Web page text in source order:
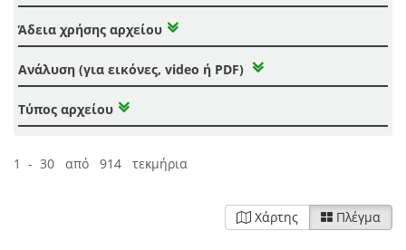
Άδεια χρήσης αρχείου
Ανάλυση (για εικόνες, video ή PDF)
Τύπος αρχείου
1 - 30 από 914 τεκμήρια
Χάρτης Πλέγμα